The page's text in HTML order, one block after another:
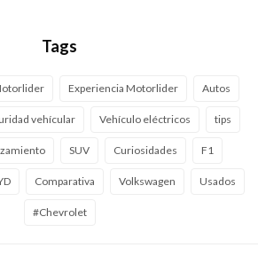
Tags
Experiencia Motorlider Autos
vehícular Vehículo eléctricos tips
SUV Curiosidades F1
Comparativa Volkswagen Usados
#Chevrolet